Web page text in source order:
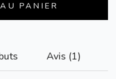
PANIER
Avis (1)